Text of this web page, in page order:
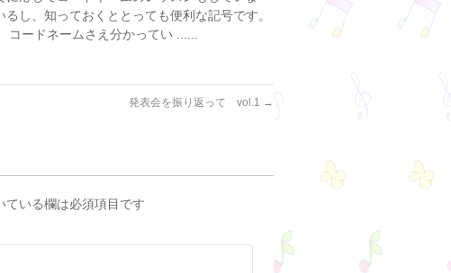
し、知っておくととっても便利な記号です。
ードネームさえ分かってい ......
発表会を振り返って vol.1 →
ている欄は必須項目です